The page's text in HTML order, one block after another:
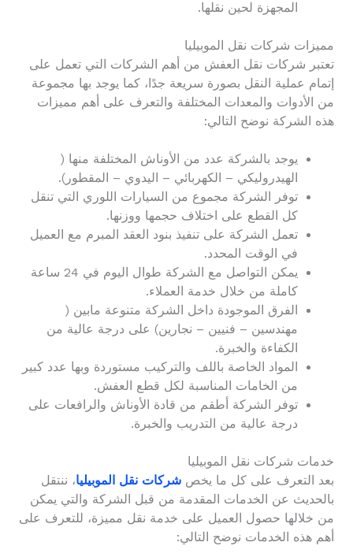
المجهزة لحين نقلها.
مميزات شركات نقل الموبيليا
تعتبر شركات نقل العفش من أهم الشركات التي تعمل على
إتمام عملية النقل بصورة سريعة جدًا، كما يوجد بها مجموعة
من الأدوات والمعدات المختلفة والتعرف على أهم مميزات
هذه الشركة نوضح التالي:
يوجد بالشركة عدد من الأوناش المختلفة منها (
الهيدروليكي – الكهربائي – اليدوي – المقطور).
توفر الشركة مجموع من السيارات اللوري التي تنقل
كل القطع على اختلاف حجمها ووزنها.
تعمل الشركة على تنفيذ بنود العقد المبرم مع العميل
في الوقت المحدد.
يمكن التواصل مع الشركة طوال اليوم في 24 ساعة
كاملة من خلال خدمة العملاء.
الفرق الموجودة داخل الشركة متنوعة مابين (
مهندسين – فنيين – نجارين) على درجة عالية من
الكفاءة والخبرة.
المواد الخاصة باللف والتركيب مستوردة وبها عدد كبير
من الخامات المناسبة لكل قطع العفش.
توفر الشركة أطقم من قادة الأوناش والرافعات على
درجة عالية من التدريب والخبرة.
خدمات شركات نقل الموبيليا
بعد التعرف على كل ما يخص شركات نقل الموبيليا، ننتقل
بالحديث عن الخدمات المقدمة من قبل الشركة والتي يمكن
من خلالها حصول العميل على خدمة نقل مميزة، للتعرف على
أهم هذه الخدمات نوضح التالي: